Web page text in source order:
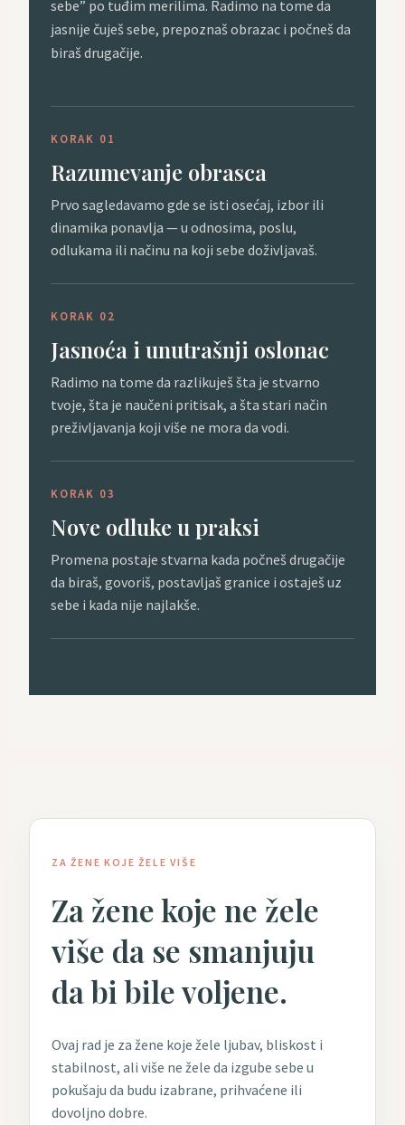
sebe” po tuđim merilima. Radimo na tome da
jasnije čuješ sebe, prepoznaš obrazac i počneš da
biraš drugačije.
KORAK 01
Razumevanje obrasca
Prvo sagledavamo gde se isti osećaj, izbor ili
dinamika ponavlja — u odnosima, poslu,
odlukama ili načinu na koji sebe doživljavaš.
KORAK 02
Jasnoća i unutrašnji oslonac
Radimo na tome da razlikuješ šta je stvarno
tvoje, šta je naučeni pritisak, a šta stari način
preživljavanja koji više ne mora da vodi.
KORAK 03
Nove odluke u praksi
Promena postaje stvarna kada počneš drugačije
da biraš, govoriš, postavljaš granice i ostaješ uz
sebe i kada nije najlakše.
ZA ŽENE KOJE ŽELE VIŠE
Za žene koje ne žele
više da se smanjuju
da bi bile voljene.
Ovaj rad je za žene koje žele ljubav, bliskost i
stabilnost, ali više ne žele da izgube sebe u
pokušaju da budu izabrane, prihvaćene ili
dovoljno dobre.